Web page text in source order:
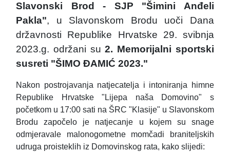
Slavonski Brod - SJP "Šimini Anđeli
Pakla", u Slavonskom Brodu uoči Dana
državnosti Republike Hrvatske 29. svibnja
2023.g. održani su2. Memorijalni sportski
susreti "ŠIMO ĐAMIĆ 2023."
Nakon postrojavanja natjecatelja i intoniranja himne
Republike Hrvatske "Lijepa naša Domovino" s
početkom u 17:00 sati na ŠRC "Klasije" u Slavonskom
Brodu započelo je natjecanje u kojem su snage
odmjeravale malonogometne momčadi braniteljskih
udruga proisteklih iz Domovinskog rata, kako slijedi: